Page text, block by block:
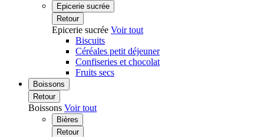
Epicerie sucrée
Retour
Epicerie sucrée Voir tout
Biscuits
Céréales petit déjeuner
Confiseries et chocolat
Fruits secs
Boissons
Retour
Boissons Voir tout
Bières
Retour